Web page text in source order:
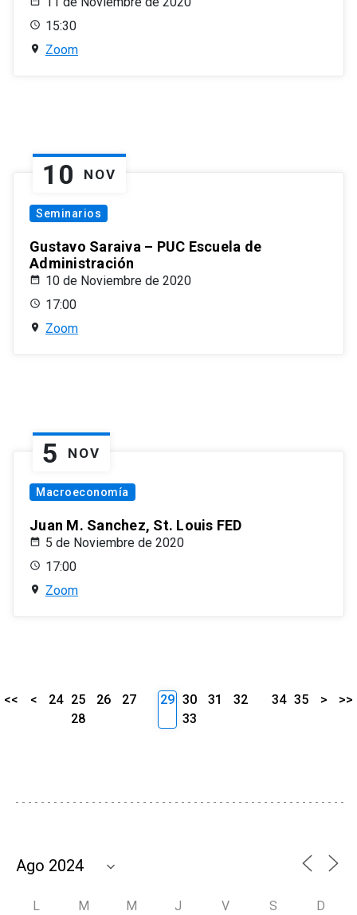
15:30
Zoom
10 NOV
Seminarios
Gustavo Saraiva – PUC Escuela de
Administración
10 de Noviembre de 2020
17:00
Zoom
5 NOV
Macroeconomía
Juan M. Sanchez, St. Louis FED
5 de Noviembre de 2020
17:00
Zoom
<< < 24 25 26
27
28
29 30 31
32
33
34 35 > >>
L M M J V S D